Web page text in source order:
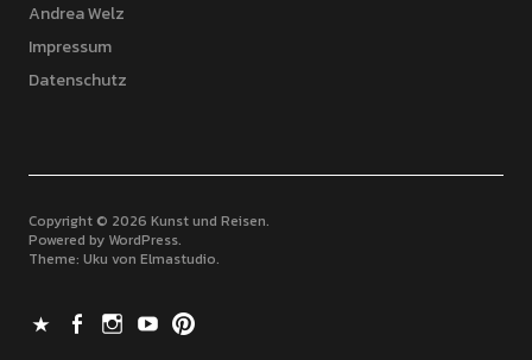
Andrea Welz
Impressum
Datenschutz
Copyright © 2026 Kunst und Reisen
Powered by WordPress
Theme: Uku von Elmastudio